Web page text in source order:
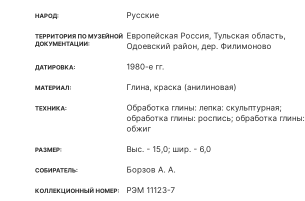
НАРОД: Русские
ТЕРРИТОРИЯ ПО МУЗЕЙНОЙ
ДОКУМЕНТАЦИИ:
Европейская Россия, Тульская область,
Одоевский район, дер. Филимоново
ДАТИРОВКА: 1980-е гг.
МАТЕРИАЛ: Глина, краска (анилиновая)
ТЕХНИКА:
Обработка глины: лепка: скульптурная;
обработка глины: роспись; обработка глины:
обжиг
РАЗМЕР: Выс. - 15,0; шир. - 6,0
СОБИРАТЕЛЬ: Борзов А. А.
КОЛЛЕКЦИОННЫЙ НОМЕР: РЭМ 11123-7